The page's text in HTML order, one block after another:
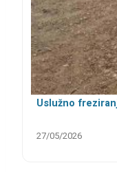
Uslužno
27/05/2026